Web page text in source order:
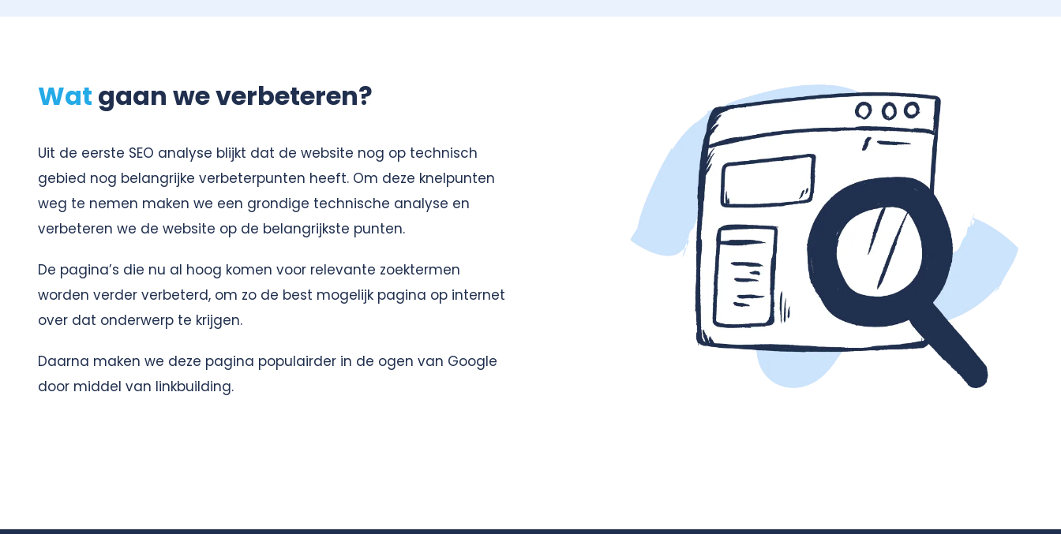
Wat gaan we verbeteren?
Uit de eerste SEO analyse blijkt dat de website nog op technisch
gebied nog belangrijke verbeterpunten heeft. Om deze knelpunten
weg te nemen maken we een grondige technische analyse en
verbeteren we de website op de belangrijkste punten.
De pagina’s die nu al hoog komen voor relevante zoektermen
worden verder verbeterd, om zo de best mogelijk pagina op internet
over dat onderwerp te krijgen.
Daarna maken we deze pagina populairder in de ogen van Google
door middel van linkbuilding.